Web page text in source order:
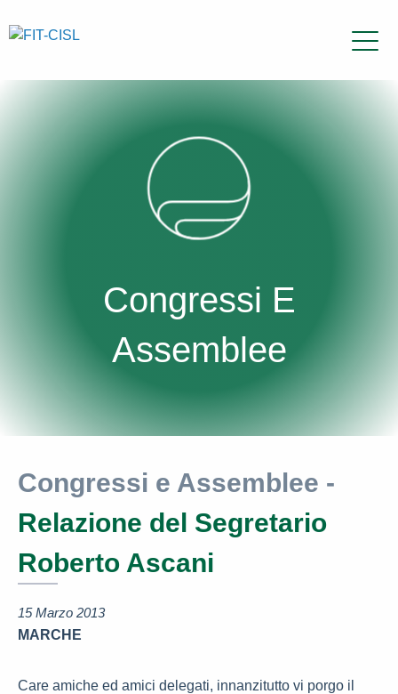
Congressi E
Assemblee
Congressi e Assemblee -
Relazione del Segretario
Roberto Ascani
15 Marzo 2013
MARCHE
Care amiche ed amici delegati, innanzitutto vi porgo il